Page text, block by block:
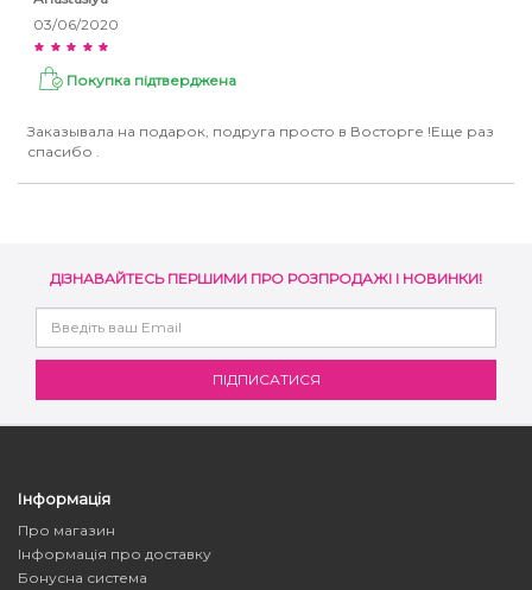
03/06/2020
Покупка підтверджена
Заказывала на подарок, подруга просто в Восторге !Еще раз
спасибо .
ДІЗНАВАЙТЕСЬ ПЕРШИМИ ПРО РОЗПРОДАЖІ І НОВИНКИ!
Інформація
Про магазин
Інформація про доставку
Бонусна система